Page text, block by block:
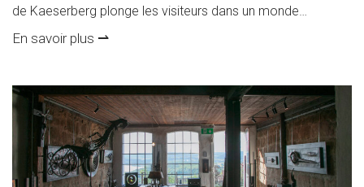
de Kaeserberg plonge les visiteurs dans un monde
miniature fascinant à l’échelle 1:87, où la passion du chemin
de fer prend vie. Sur l’un des plus grands réseaux
histoire se fondent en une expérience impressionnante. Des
trains reproduits avec un grand […]
En savoir plus ⇀